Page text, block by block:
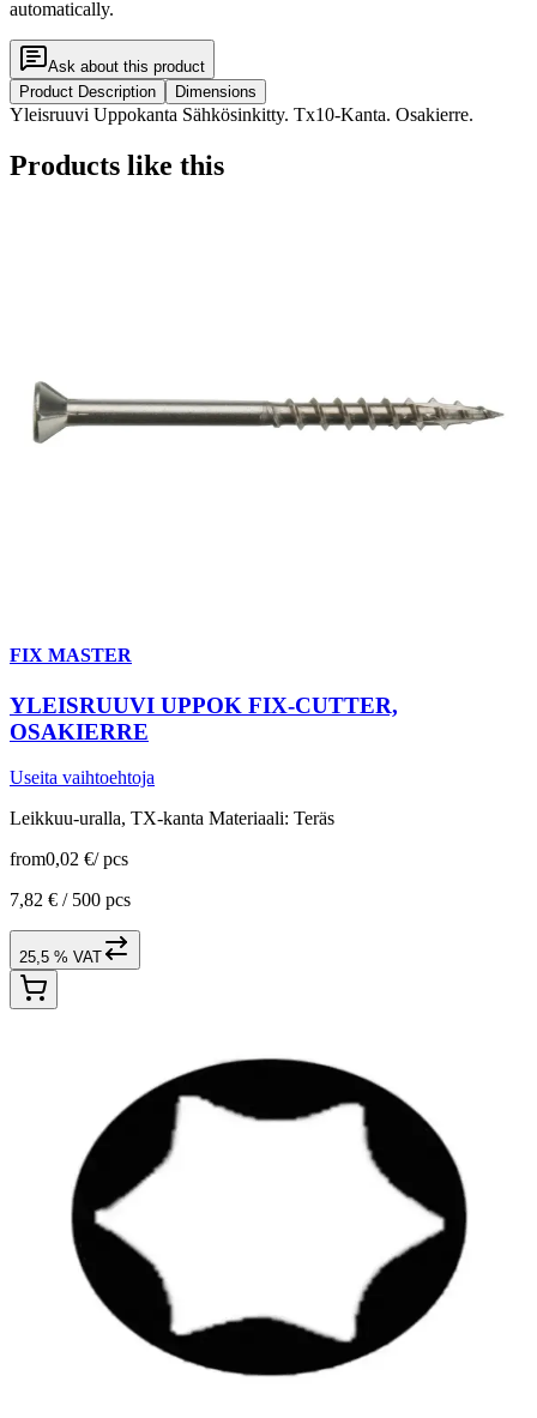
automatically.
Ask about this product
Product Description
Dimensions
Yleisruuvi Uppokanta Sähkösinkitty. Tx10-Kanta. Osakierre.
Products like this
FIX MASTER
YLEISRUUVI UPPOK FIX-CUTTER,
OSAKIERRE
Useita vaihtoehtoja
Leikkuu-uralla, TX-kanta Materiaali: Teräs
from0,02 €/ pcs
7,82 € / 500 pcs
25,5 % VAT